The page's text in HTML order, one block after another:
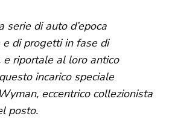
serie di auto d’epoca
di progetti in fase di
e riportale al loro antico
incarico speciale
eccentrico collezionista
posto.